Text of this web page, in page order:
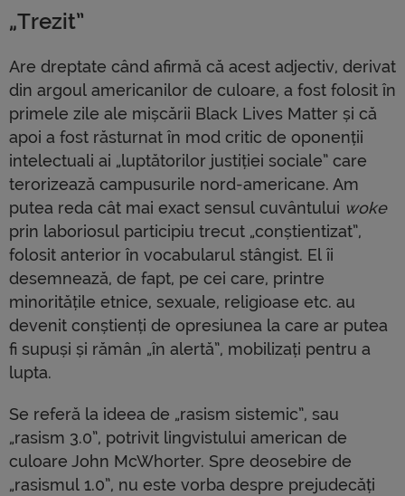
„Trezit”
Are dreptate când afirmă că acest adjectiv, derivat
din argoul americanilor de culoare, a fost folosit în
primele zile ale mișcării Black Lives Matter și că
apoi a fost răsturnat în mod critic de oponenții
intelectuali ai „luptătorilor justiției sociale” care
terorizează campusurile nord-americane. Am
putea reda cât mai exact sensul cuvântului woke
prin laboriosul participiu trecut „conștientizat”,
folosit anterior în vocabularul stângist. El îi
desemnează, de fapt, pe cei care, printre
minoritățile etnice, sexuale, religioase etc. au
devenit conștienți de opresiunea la care ar putea
fi supuși și rămân „în alertă”, mobilizați pentru a
lupta.
Se referă la ideea de „rasism sistemic”, sau
„rasism 3.0”, potrivit lingvistului american de
culoare John McWhorter. Spre deosebire de
„rasismul 1.0”, nu este vorba despre prejudecăți